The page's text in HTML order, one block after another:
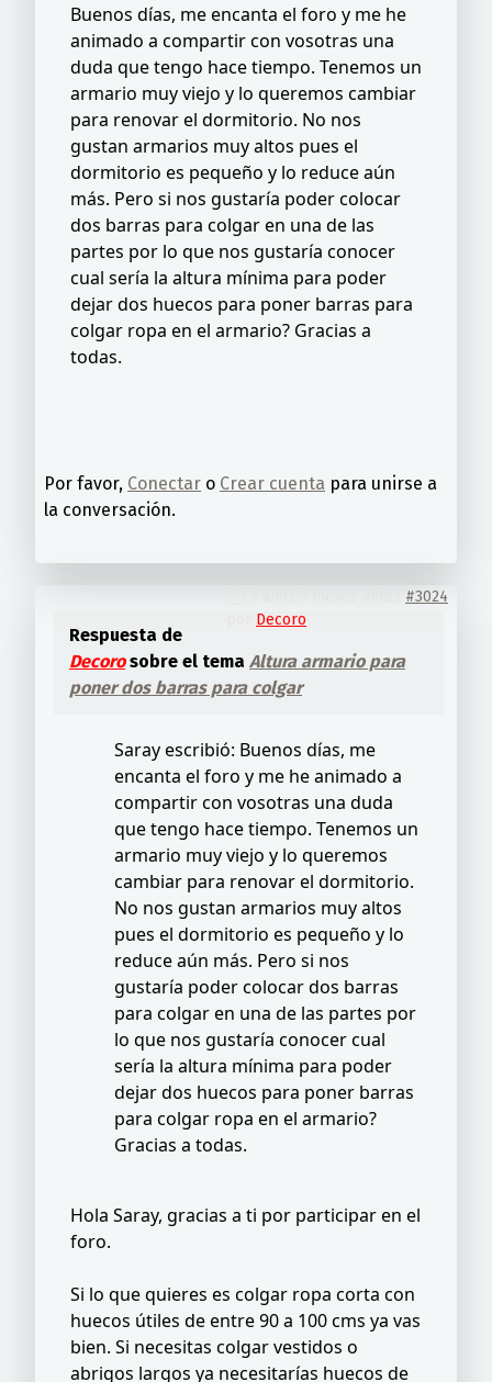
Buenos días, me encanta el foro y me he
animado a compartir con vosotras una
duda que tengo hace tiempo. Tenemos un
armario muy viejo y lo queremos cambiar
para renovar el dormitorio. No nos
gustan armarios muy altos pues el
dormitorio es pequeño y lo reduce aún
más. Pero si nos gustaría poder colocar
dos barras para colgar en una de las
partes por lo que nos gustaría conocer
cual sería la altura mínima para poder
dejar dos huecos para poner barras para
colgar ropa en el armario? Gracias a
todas.
Por favor, Conectar o Crear cuenta para unirse a
la conversación.
#3024
Decoro
Respuesta de
Decorosobre el tema Altura armario para
poner dos barras para colgar
Saray escribió: Buenos días, me
encanta el foro y me he animado a
compartir con vosotras una duda
que tengo hace tiempo. Tenemos un
armario muy viejo y lo queremos
cambiar para renovar el dormitorio.
No nos gustan armarios muy altos
pues el dormitorio es pequeño y lo
reduce aún más. Pero si nos
gustaría poder colocar dos barras
para colgar en una de las partes por
lo que nos gustaría conocer cual
sería la altura mínima para poder
dejar dos huecos para poner barras
para colgar ropa en el armario?
Gracias a todas.
Hola Saray, gracias a ti por participar en el
foro.
Si lo que quieres es colgar ropa corta con
huecos útiles de entre 90 a 100 cms ya vas
bien. Si necesitas colgar vestidos o
abrigos largos ya necesitarías huecos de